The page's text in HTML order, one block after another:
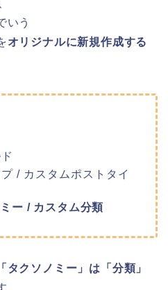
いう
オリジナルに新規作成する
/ カスタムポストタイ
ー / カスタム分類
「タクソノミー」は「分類」
。